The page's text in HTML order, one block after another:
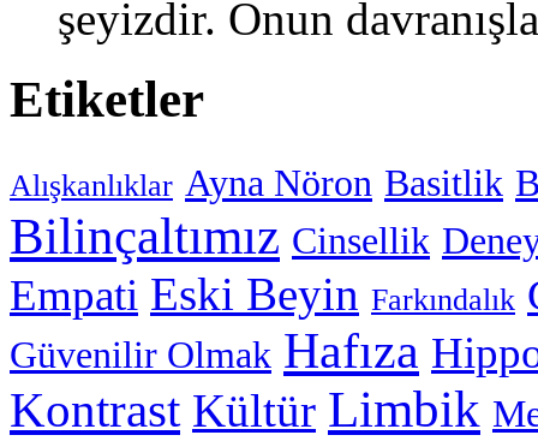
şeyizdir. Onun
Etiketler
Alışkanlıklar Ayna Nöron Basitlik
Bilinçaltımız Cinsellik
Empati Eski Beyin Farkındalık
Güvenilir Olmak Hafıza
Kontrast Kültür Limbik